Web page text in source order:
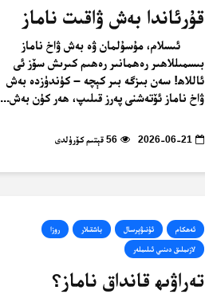
قۇرئاندا بەش ۋاقىت ناماز
ئىسلام، مۇسۇلمان ۋە بەش ۋاخ ناماز
بىسمىللاھىر رەھمانىر رەھىم كىرىش سۆز ئى
ئاللاھ! سەن بىزگە بىر كېچە – كۈندۈزدە بەش
ۋاخ ناماز ئۆتەشنى پەرز قىلىپ، ھەر كۈن بەش...
2026-06-21 56 قېتىم كۆرۈلدى
ئەھكام ئۇنىۋېرسال باشقىلار روزا
لازىملىق دىنىي ئىلىملەر
تەراۋىھ قانداق ناماز؟